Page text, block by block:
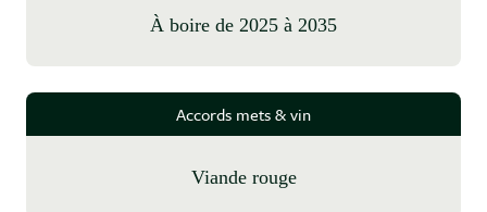
à boire de 2025 à 2035
Accords mets & vin
Viande rouge